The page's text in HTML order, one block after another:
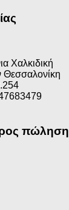
Χαλκιδική
πώληση